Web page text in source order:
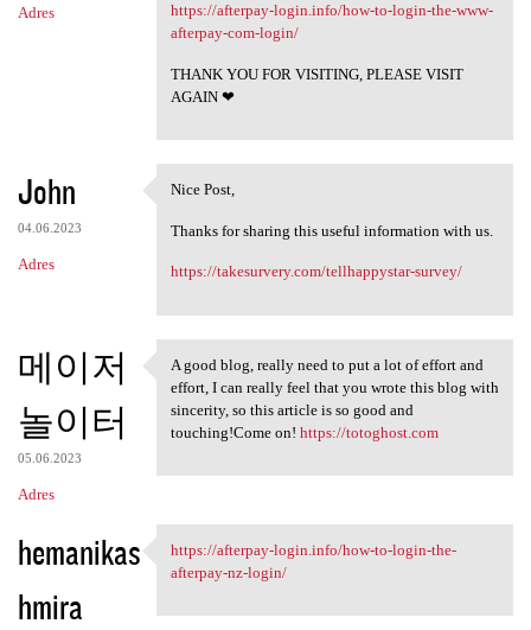
Adres
https://afterpay-login.info/how-to-login-the-www-
afterpay-com-login/
THANK YOU FOR VISITING, PLEASE VISIT
AGAIN ❤
John
04.06.2023
Adres
Nice Post,
Nice Post,
Thanks for sharing this useful information with us.
https://takesurvery.com/tellhappystar-survey/
메이저
놀이터
05.06.2023
Adres
A good blog, really need to
A good blog, really need to put a lot of effort and
effort, I can really feel that you wrote this blog with
sincerity, so this article is so good and
touching!Come on! https://totoghost.com
hemanikas
hmira
https://afterpay-login.info
https://afterpay-login.info/how-to-login-the-
afterpay-nz-login/